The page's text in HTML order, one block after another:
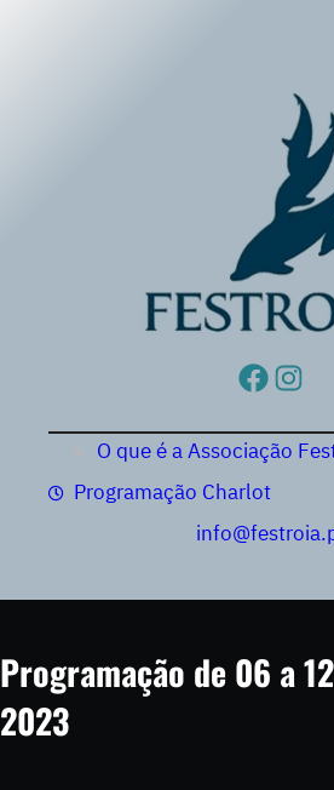
Facebook Instagram
O que é a Associação
Programação Charlot
Programação de 06 a
2023